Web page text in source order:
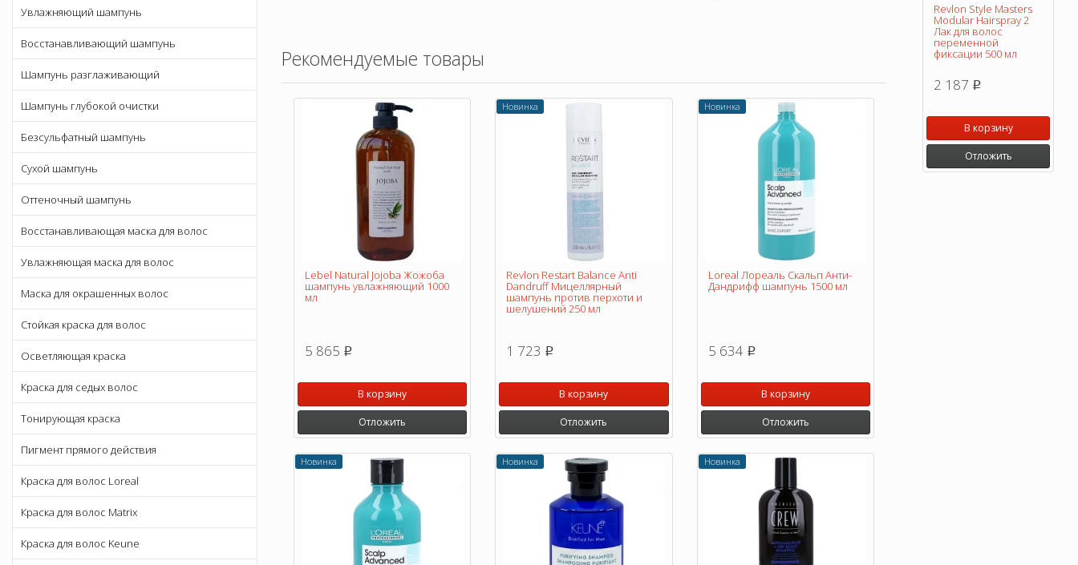
Увлажняющий шампунь
Восстанавливающий шампунь
Шампунь разглаживающий
Шампунь глубокой очистки
Безсульфатный шампунь
Сухой шампунь
Оттеночный шампунь
Восстанавливающая маска для волос
Увлажняющая маска для волос
Маска для окрашенных волос
Стойкая краска для волос
Осветляющая краска
Краска для седых волос
Тонирующая краска
Пигмент прямого действия
Краска для волос Loreal
Краска для волос Matrix
Краска для волос Keune
Рекомендуемые товары
Lebel Natural Jojoba Жожоба
шампунь увлажняющий 1000
мл
5 865 p
В корзину
Отложить
Новинка
Revlon Restart Balance Anti
Dandruff Мицеллярный
шампунь против перхоти и
шелушений 250 мл
1 723 p
В корзину
Отложить
Новинка
Loreal Лореаль Скальп Анти-
Дандрифф шампунь 1500 мл
5 634 p
В корзину
Отложить
Новинка Новинка Новинка
Revlon Style Masters
Modular Hairspray 2
Лак для волос
переменной
фиксации 500 мл
2 187 p
В корзину
Отложить